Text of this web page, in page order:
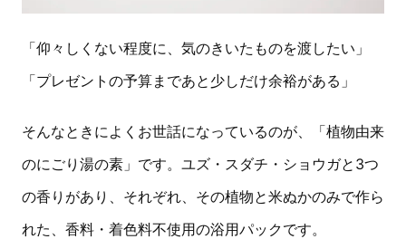
「仰々しくない程度に、気のきいたものを渡したい」
「プレゼントの予算まであと少しだけ余裕がある」
そんなときによくお世話になっているのが、「植物由来
のにごり湯の素」です。ユズ・スダチ・ショウガと3つ
の香りがあり、それぞれ、その植物と米ぬかのみで作ら
れた、香料・着色料不使用の浴用パックです。